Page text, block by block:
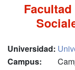
Universidad:
Campus: